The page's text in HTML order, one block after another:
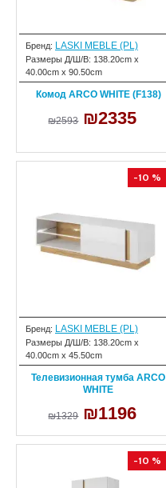
Бренд: LASKI MEBLE (PL)
Размеры Д/Ш/В: 138.20cm x
40.00cm x 90.50cm
Комод ARCO WHITE (F138)
₪2593 ₪2335
-10 %
Бренд: LASKI MEBLE (PL)
Размеры Д/Ш/В: 138.20cm x
40.00cm x 45.50cm
Телевизионная тумба ARCO
WHITE
₪1329 ₪1196
-10 %